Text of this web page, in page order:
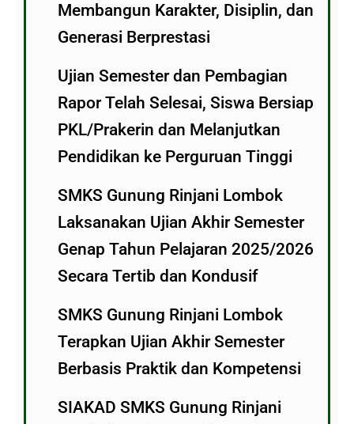
Membangun Karakter, Disiplin, dan
Generasi Berprestasi
Ujian Semester dan Pembagian
Rapor Telah Selesai, Siswa Bersiap
PKL/Prakerin dan Melanjutkan
Pendidikan ke Perguruan Tinggi
SMKS Gunung Rinjani Lombok
Laksanakan Ujian Akhir Semester
Genap Tahun Pelajaran 2025/2026
Secara Tertib dan Kondusif
SMKS Gunung Rinjani Lombok
Terapkan Ujian Akhir Semester
Berbasis Praktik dan Kompetensi
SIAKAD SMKS Gunung Rinjani